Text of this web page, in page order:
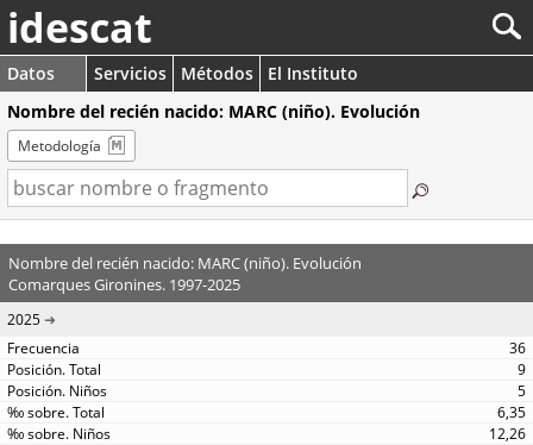
idescat
Datos Servicios Métodos
El Instituto
Nombre del recién nacido: MARC (niño). Evolución
Metodología
Nombre del recién nacido: MARC (niño). Evolución
Comarques Gironines. 1997-2025
2025
36
9
5
6,35
12,26